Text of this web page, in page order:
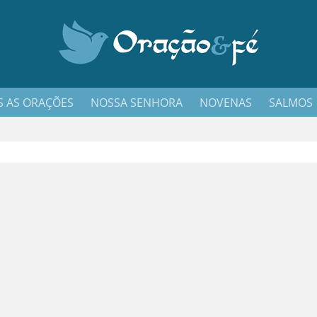
AS ORAÇÕES NOSSA SENHORA NOVENAS SALMOS